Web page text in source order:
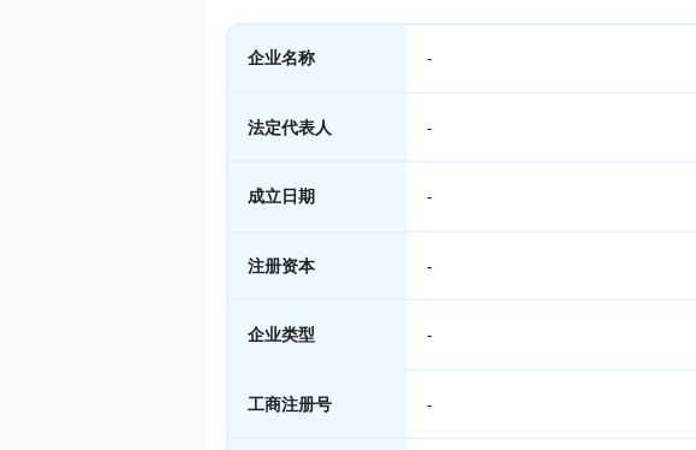
企业名称 -
法定代表人 -
成立日期 -
注册资本 -
企业类型 -
工商注册号 -